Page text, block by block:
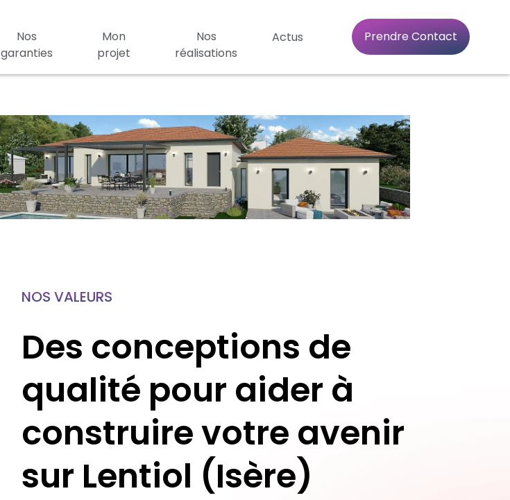
Nos
garanties
Mon
projet
Nos
réalisations
Actus Prendre Contact
NOS VALEURS
Des conceptions de
qualité pour aider à
construire votre avenir
sur Lentiol (Isère)